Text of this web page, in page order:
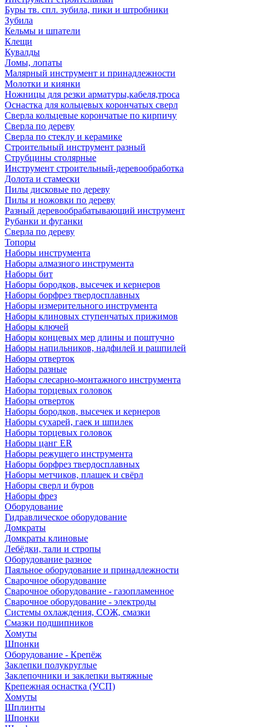
Буры тв. спл. зубила, пики и штробники
Зубила
Кельмы и шпатели
Клещи
Кувалды
Ломы, лопаты
Малярный инструмент и принадлежности
Молотки и киянки
Ножницы для резки арматуры,кабеля,троса
Оснастка для кольцевых корончатых сверл
Сверла кольцевые корончатые по кирпичу
Сверла по дереву
Сверла по стеклу и керамике
Строительный инструмент разный
Струбцины столярные
Инструмент строительный-деревообработка
Долота и стамески
Пилы дисковые по дереву
Пилы и ножовки по дереву
Разный деревообрабатывающий инструмент
Рубанки и фуганки
Сверла по дереву
Топоры
Наборы инструмента
Наборы алмазного инструмента
Наборы бит
Наборы бородков, высечек и кернеров
Наборы борфрез твердосплавных
Наборы измерительного инструмента
Наборы клиновых ступенчатых прижимов
Наборы ключей
Наборы концевых мер длины и поштучно
Наборы напильников, надфилей и рашпилей
Наборы отверток
Наборы разные
Наборы слесарно-монтажного инструмента
Наборы торцевых головок
Наборы отверток
Наборы бородков, высечек и кернеров
Наборы сухарей, гаек и шпилек
Наборы торцевых головок
Наборы цанг ER
Наборы режущего инструмента
Наборы борфрез твердосплавных
Наборы метчиков, плашек и свёрл
Наборы сверл и буров
Наборы фрез
Оборудование
Гидравлическое оборудование
Домкраты
Домкраты клиновые
Лебёдки, тали и стропы
Оборудование разное
Паяльное оборудование и принадлежности
Сварочное оборудование
Сварочное оборудование - газопламенное
Сварочное оборудование - электроды
Системы охлаждения, СОЖ, смазки
Смазки подшипников
Хомуты
Шпонки
Оборудование - Крепёж
Заклепки полукруглые
Заклепочники и заклепки вытяжные
Крепежная оснастка (УСП)
Хомуты
Шплинты
Шпонки